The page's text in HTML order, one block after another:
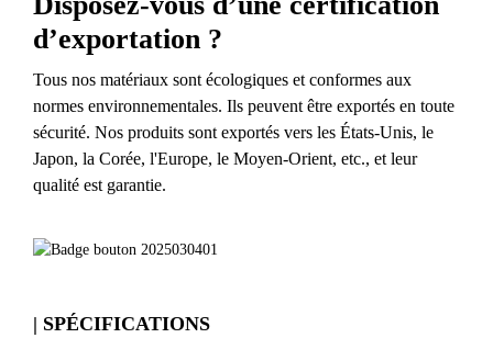
d’exportation ?
Tous nos matériaux sont écologiques et conformes aux
normes environnementales. Ils peuvent être exportés en toute
sécurité. Nos produits sont exportés vers les États-Unis, le
Japon, la Corée, l'Europe, le Moyen-Orient, etc., et leur
qualité est garantie.
| SPÉCIFICATIONS